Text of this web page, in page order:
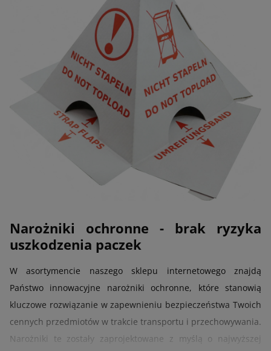
Narożniki ochronne - brak ryzyka
uszkodzenia paczek
W asortymencie naszego sklepu internetowego znajdą
Państwo innowacyjne narożniki ochronne, które stanowią
kluczowe rozwiązanie w zapewnieniu bezpieczeństwa Twoich
cennych przedmiotów w trakcie transportu i przechowywania.
Narożniki te zostały zaprojektowane z myślą o najwyższej